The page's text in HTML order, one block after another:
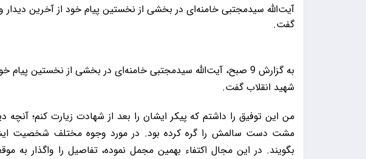
آیت‌الله سیدمجتبی خامنه‌ای در بخشی از نخستین پیام خود از آخرین دیدار
گفت.
به گزارش 9 صبح، آیت‌الله سیدمجتبی خامنه‌ای در بخشی از نخستین
شهید انقلاب گفت.
من این توفیق را داشتم که پیکر ایشان را بعد از شهادت زیارت کنم؛
مشت دست سالمش را گره کرده بود. در مورد وجوه مختلف شخصیت
بگویند. در این مجال اکتفاء بهمین مجمل نموده، تفاصیل را واگذار